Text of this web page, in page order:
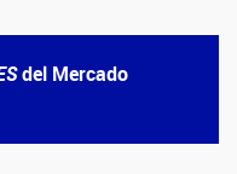
del Mercado